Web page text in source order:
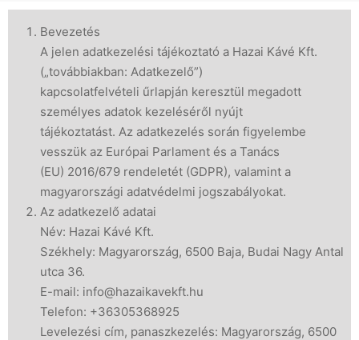
Bevezetés
A jelen adatkezelési tájékoztató a Hazai Kávé Kft.
(„továbbiakban: Adatkezelő”)
kapcsolatfelvételi űrlapján keresztül megadott
személyes adatok kezeléséről nyújt
tájékoztatást. Az adatkezelés során figyelembe
vesszük az Európai Parlament és a Tanács
(EU) 2016/679 rendeletét (GDPR), valamint a
magyarországi adatvédelmi jogszabályokat.
Az adatkezelő adatai
Név: Hazai Kávé Kft.
Székhely: Magyarország, 6500 Baja, Budai Nagy Antal
utca 36.
E-mail: info@hazaikavekft.hu
Telefon: +36305368925
Levelezési cím, panaszkezelés: Magyarország, 6500